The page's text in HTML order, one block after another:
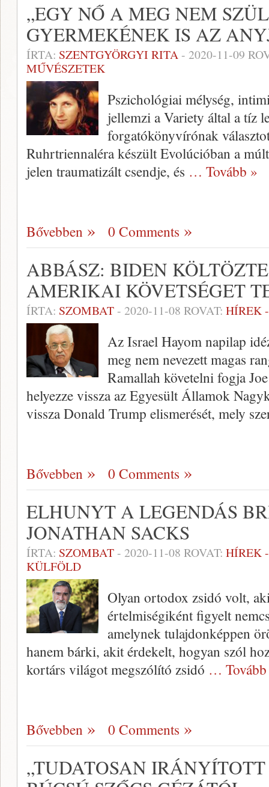
„EGY NŐ A MEG NEM
GYERMEKÉNEK IS AZ
ÍRTA: SZENTGYÖRGYI RITA- 2020-11-09
MŰVÉSZETEK
Pszichológiai mélység,
jellemzi a Variety által a tíz
forgatókönyvírónak
Ruhrtriennaléra készült Evolúcióban a
jelen traumatizált csendje, és … Tovább »
Bővebben 0 Comments
ABBÁSZ: BIDEN
AMERIKAI KÖVETSÉGET
ÍRTA: SZOMBAT- 2020-11-08 ROVAT: HÍREK
Az Israel Hayom napilap
meg nem nevezett magas
Ramallah követelni fogja
helyezze vissza az Egyesült Államok
vissza Donald Trump elismerését, mely
Bővebben 0 Comments
ELHUNYT A LEGENDÁS
JONATHAN SACKS
ÍRTA: SZOMBAT- 2020-11-08 ROVAT: HÍREK
KÜLFÖLD
Olyan ortodox zsidó volt,
értelmiségiként figyelt
amelynek tulajdonképpen
hanem bárki, akit érdekelt, hogyan szól
kortárs világot megszólító zsidó …
Bővebben 0 Comments
„TUDATOSAN